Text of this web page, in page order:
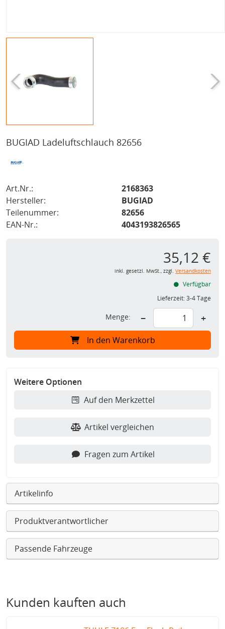
BUGIAD Ladeluftschlauch 82656
Art.Nr.:
2168363
Hersteller:
BUGIAD
Teilenummer:
82656
EAN-Nr.:
4043193826565
35,12 €
inkl. gesetzl. MwSt., zzgl. Versandkosten
Verfügbar
Lieferzeit:3-4 Tage
Menge: − +
In den Warenkorb
Weitere Optionen
Auf den Merkzettel
Artikel vergleichen
Fragen zum Artikel
Artikelinfo
Produktverantwortlicher
Passende Fahrzeuge
Kunden kauften auch